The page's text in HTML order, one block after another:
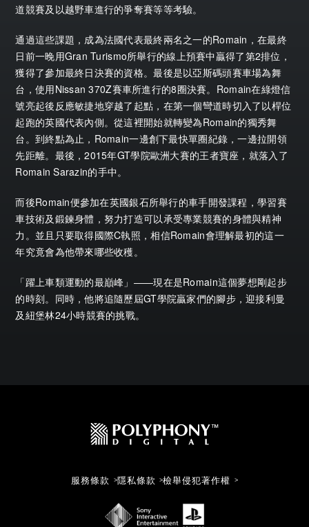
道競賽及以越野車進行的爭奪賽等等考驗。
通過這些課題，成為法國代表最終兩名之一的Romain，在最終
日前一晚用Gran Turismo所舉行的線上預賽中贏得了第2排位，
獲得了參加最終日決賽的資格。最後是以亞斯碼頭賽車場為舞
台，使用Nissan 370Z賽車所進行的8圈決賽。Romain在綠燈信
號亮起後反應敏捷地穿越了起點，在第一個彎道時切入了以桿位
起跑的英國代表內側。從這裡開始就轉變為Romain的獨秀舞
台。到終點為止，Romain一邊創下最快單圈紀錄，一邊拉開領
先距離。最後，2015年GT學院歐洲大賽的王者寶座，就落入了
Romain Sarazin的手中。
而後Romain便參加在英國銀石所舉行的車手開發課程，學習賽
車技術及鍛鍊身體，努力打造可以承受專業競賽的身體與精神
力。並且只要取得國際C執照，相信Romain會理解最初的這一
年究竟會為他帶來哪些收穫。
「躍上車類運動的最巔峰」――現在是Romain這個夢想剛起步
的時刻。同時，他將追隨歷屆GT學院贏家們的腳步，迎接利曼
及紐堡林24小時競賽的挑戰。
服務條款 隱私條款 檢舉侵犯著作權